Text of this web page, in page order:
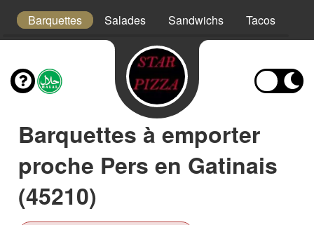
Barquettes Salades Sandwichs Tacos
Barquettes à emporter
proche Pers en Gatinais
(45210)